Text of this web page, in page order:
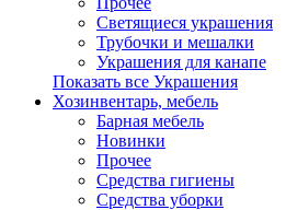
Светящиеся украшения
Трубочки и мешалки
Украшения для канапе
Показать все Украшения
Хозинвентарь, мебель
Барная мебель
Новинки
Прочее
Средства гигиены
Средства уборки